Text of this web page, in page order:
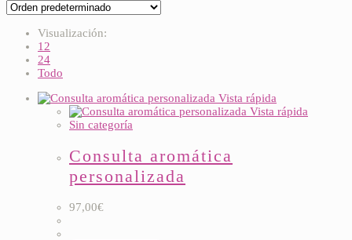
Visualización:
12
24
Todo
Vista rápida
Vista rápida
Sin categoría
Consulta aromática
personalizada
97,00€